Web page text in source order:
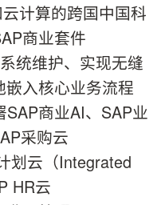
计算的跨国中国科
商业套件
统维护、实现无缝
入核心业务流程
商业AI、SAP业
采购云
划云（Integrated
HR云